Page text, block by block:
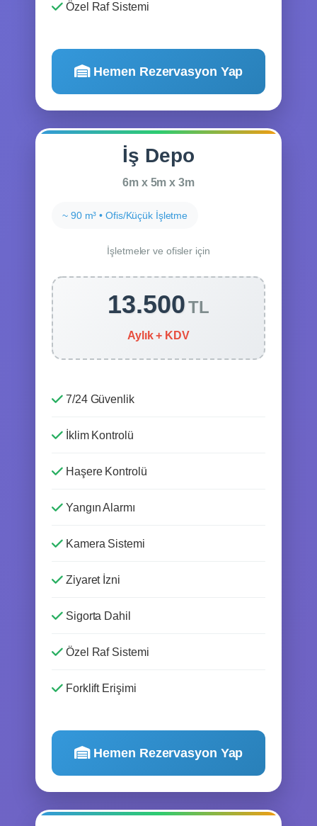
Özel Raf Sistemi
Hemen Rezervasyon Yap
İş Depo
6m x 5m x 3m
~ 90 m³ • Ofis/Küçük İşletme
İşletmeler ve ofisler için
13.500TL
Aylık + KDV
7/24 Güvenlik
İklim Kontrolü
Haşere Kontrolü
Yangın Alarmı
Kamera Sistemi
Ziyaret İzni
Sigorta Dahil
Özel Raf Sistemi
Forklift Erişimi
Hemen Rezervasyon Yap